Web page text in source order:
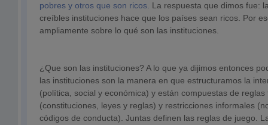
pobres y otros que son ricos. La respuesta que dimos fue:
creíbles instituciones hace que los países sean ricos. Por
ampliamente sobre lo qué son las instituciones.
¿Que son las instituciones? A lo que ya dijimos entonces
las instituciones son la manera en que estructuramos la
(política, social y económica) y están compuestas de reglas
(constituciones, leyes y reglas) y restricciones informales
códigos de conducta). Juntas definen las reglas de juego.